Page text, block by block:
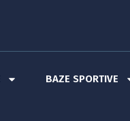
BAZE SPORTIVE